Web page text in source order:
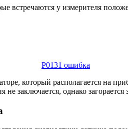
встречаются у измерителя
P0131 ошибка
который располагается на
не заключается, однако